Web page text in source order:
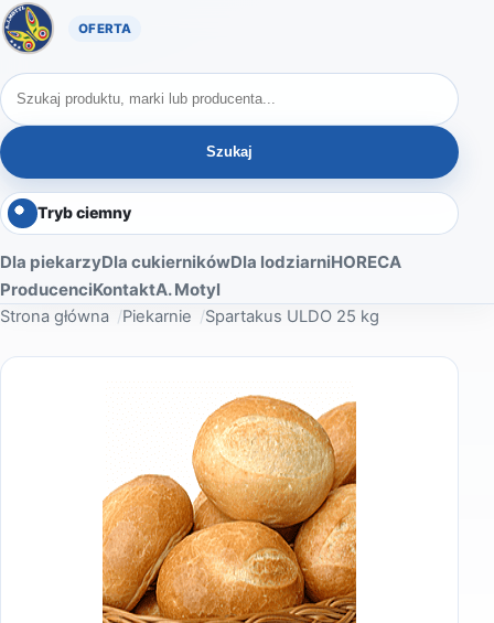
Oferta A. Motyl
Szukaj produktów
Szukaj
Tryb ciemny
Dla piekarzyDla cukiernikówDla lodziarniHORECA
ProducenciKontaktA. Motyl
Strona główna Piekarnie Spartakus ULDO 25 kg